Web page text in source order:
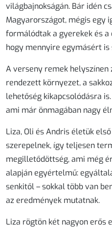
világbajnokságán. Bár idén
Magyarországot, mégis egy
formálódtak a gyerekek és
hogy mennyire egymásért is
A verseny remek helyszínen
rendezett környezet, a
lehetőség kikapcsolódásra
ami már önmagában nagy
Liza, Oli és Andris életük
szerepelnek, így teljesen
megilletődöttség, ami még
alapján egyértelmű:
senkitől – sokkal több van
az eredmények mutatnak.
Liza rögtön két nagyon erős